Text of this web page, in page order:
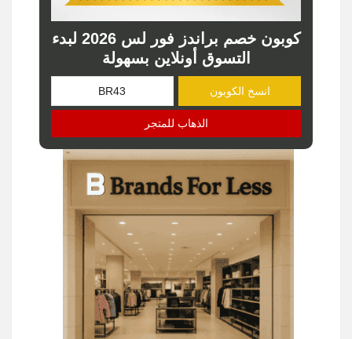
كوبون خصم براندز فور لس 2026 لبدء
التسوق أونلاين بسهولة
انسخ الكوبون
الذهاب للمتجر